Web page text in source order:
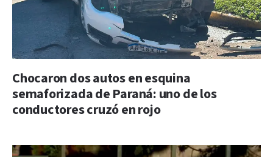
Chocaron dos autos en esquina
semaforizada de Paraná: uno de los
conductores cruzó en rojo